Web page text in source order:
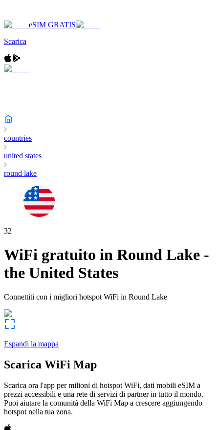
eSIM GRATIS
Scarica
countries
united states
round lake
32
WiFi gratuito in Round Lake -
the United States
Connettiti con i migliori hotspot WiFi in Round Lake
Espandi la mappa
Scarica WiFi Map
Scarica ora l'app per milioni di hotspot WiFi, dati mobili eSIM a
prezzi accessibili e una rete di servizi di partner in tutto il mondo.
Puoi aiutare la comunità della WiFi Map a crescere aggiungendo
hotspot nella tua zona.